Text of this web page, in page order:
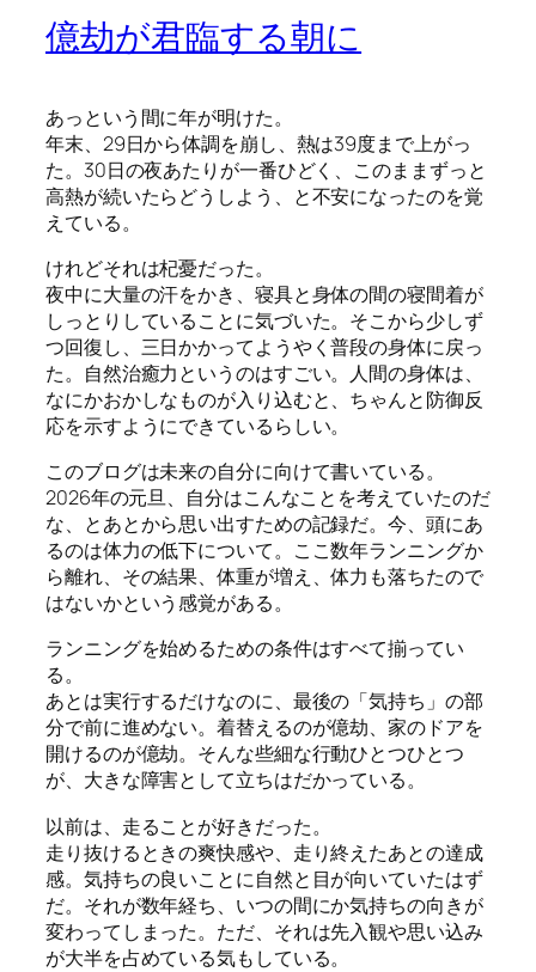
億劫が君臨する朝に
あっという間に年が明けた。
年末、29日から体調を崩し、熱は39度まで上がっ
た。30日の夜あたりが一番ひどく、このままずっと
高熱が続いたらどうしよう、と不安になったのを覚
えている。
けれどそれは杞憂だった。
夜中に大量の汗をかき、寝具と身体の間の寝間着が
しっとりしていることに気づいた。そこから少しず
つ回復し、三日かかってようやく普段の身体に戻っ
た。自然治癒力というのはすごい。人間の身体は、
なにかおかしなものが入り込むと、ちゃんと防御反
応を示すようにできているらしい。
このブログは未来の自分に向けて書いている。
2026年の元旦、自分はこんなことを考えていたのだ
な、とあとから思い出すための記録だ。今、頭にあ
るのは体力の低下について。ここ数年ランニングか
ら離れ、その結果、体重が増え、体力も落ちたので
はないかという感覚がある。
ランニングを始めるための条件はすべて揃ってい
る。
あとは実行するだけなのに、最後の「気持ち」の部
分で前に進めない。着替えるのが億劫、家のドアを
開けるのが億劫。そんな些細な行動ひとつひとつ
が、大きな障害として立ちはだかっている。
以前は、走ることが好きだった。
走り抜けるときの爽快感や、走り終えたあとの達成
感。気持ちの良いことに自然と目が向いていたはず
だ。それが数年経ち、いつの間にか気持ちの向きが
変わってしまった。ただ、それは先入観や思い込み
が大半を占めている気もしている。